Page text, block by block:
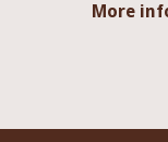
More